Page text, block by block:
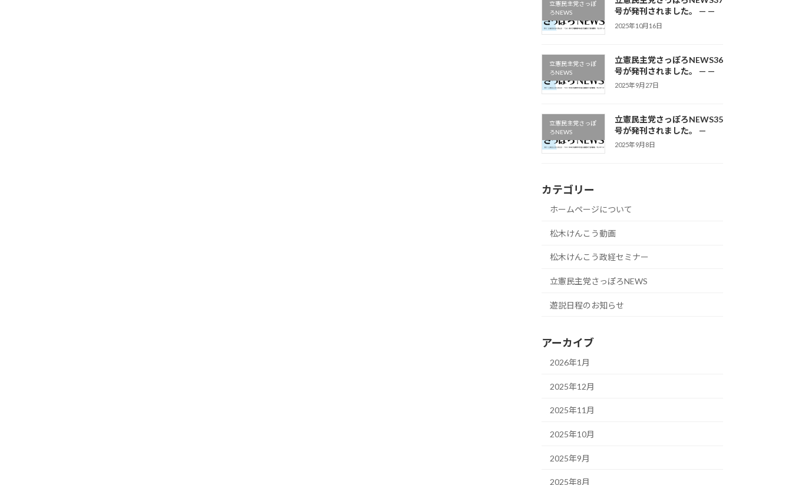
立憲民主党さっぽ
ろNEWS
号が発刊されました。 — —
2025年10月16日
立憲民主党さっぽ
ろNEWS
立憲民主党さっぽろNEWS36
号が発刊されました。 — —
2025年9月27日
立憲民主党さっぽ
ろNEWS
立憲民主党さっぽろNEWS35
号が発刊されました。 —
2025年9月8日
カテゴリー
ホームページについて
松木けんこう動画
松木けんこう政経セミナー
立憲民主党さっぽろNEWS
遊説日程のお知らせ
アーカイブ
2026年1月
2025年12月
2025年11月
2025年10月
2025年9月
2025年8月